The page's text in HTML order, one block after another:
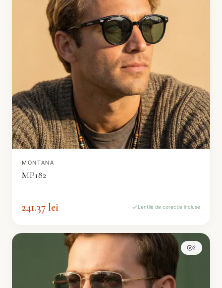
MONTANA
MP182
241.37 lei Lentile de corecție incluse
2